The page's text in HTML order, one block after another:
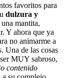
favoritos para
dulzura y
mantita,
Y ahora que ya
no animarme a
Una de las cosas
MUY sabroso,
contenido